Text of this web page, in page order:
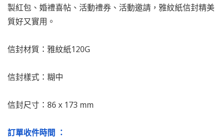
製紅包、婚禮喜帖、活動禮券、活動邀請，雅紋紙信封精美
質好又實用。
信封材質：雅紋紙120G
信封樣式：糊中
信封尺寸：86 x 173 mm
訂單收件時間 ：